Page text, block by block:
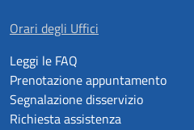
Orari degli Uffici
Leggi le FAQ
Prenotazione appuntamento
Segnalazione disservizio
Richiesta assistenza